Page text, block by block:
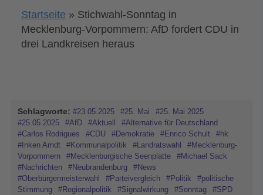
Startseite » Stichwahl-Sonntag in
Mecklenburg-Vorpommern: AfD fordert CDU in
drei Landkreisen heraus
Schlagworte: #23.05.2025 #25. Mai
#25. Mai 2025
#25.05.2025
#AfD #Aktuell
#Alternative für Deutschland
#Carlos Rodrigues
#CDU #Demokratie #Enrico Schult
#hk
#Inken Arndt
#Kommunalpolitik #Landratswahl
#Mecklenburg-
Vorpommern
#Mecklenburgische Seenplatte
#Michael Sack
#Nachrichten
#Neubrandenburg
#News
#Oberbürgermeisterwahl
#Parteivergleich #Politik
#politische
Stimmung
#Regionalpolitik #Signalwirkung #Sonntag
#SPD